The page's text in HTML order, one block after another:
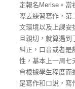
定報名Merise。當
際去練習寫作，
文環境以及上課安
且親切，就算遇
糾正，口音或者是
性，基本上一周七
會根據學生程度而
是寫作和口說，寫